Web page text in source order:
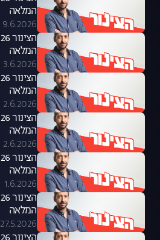
המלאה
9.6.2026
המלאה
3.6.2026
המלאה
2.6.2026
המלאה
2.6.2026
המלאה
1.6.2026
המלאה
27.5.2026